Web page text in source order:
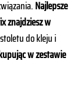
Najlepsze
znajdziesz w
do kleju i
w zestawie